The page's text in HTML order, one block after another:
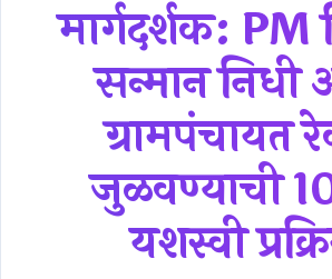
मार्गदर्शक: PM
सन्मान निधी
ग्रामपंचायत
जुळवण्याची
यशस्वी